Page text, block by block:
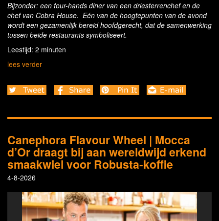
Bijzonder: een four-hands diner van een driesterrenchef en de
chef van Cobra House. Eén van de hoogtepunten van de avond
wordt een gezamenlijk bereid hoofdgerecht, dat de samenwerking
tussen beide restaurants symboliseert.
Leestijd: 2 minuten
lees verder
Canephora Flavour Wheel | Mocca
d’Or draagt bij aan wereldwijd erkend
smaakwiel voor Robusta-koffie
4-8-2026